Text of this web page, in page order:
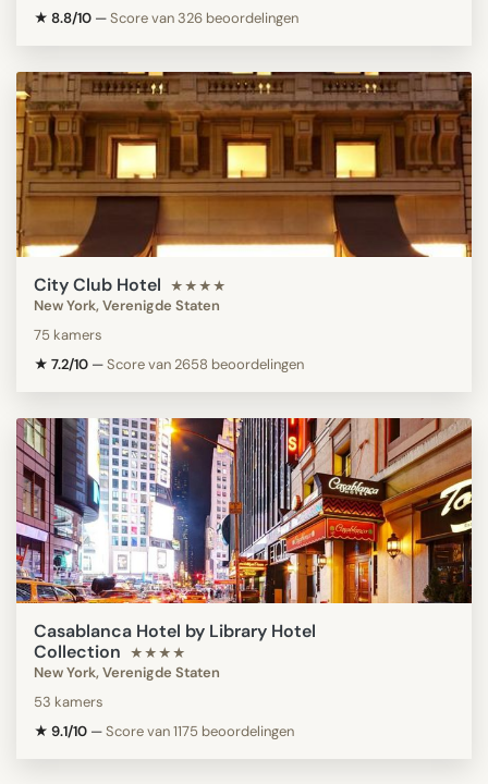
★ 8.8/10 —Score van 326 beoordelingen
City Club Hotel ★★★★
New York, Verenigde Staten
75 kamers
★ 7.2/10 —Score van 2658 beoordelingen
Casablanca Hotel by Library Hotel
Collection
★★★★
New York, Verenigde Staten
53 kamers
★ 9.1/10 —Score van 1175 beoordelingen